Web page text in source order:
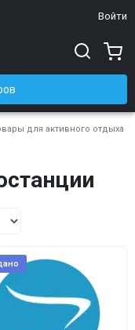
Войти
для активного отдыха